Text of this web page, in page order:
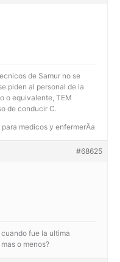
de Samur no se
piden al personal de la
o equivalente, TEM
de conducir C.
medicos y enfermerÃ­a
#68625
fue la ultima
o menos?